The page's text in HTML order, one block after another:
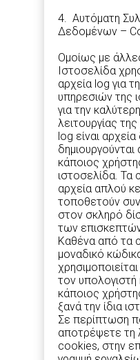
4. Αυτόματη
Δεδομένων –
Ομοίως με
Ιστοσελίδα
αρχεία log για
υπηρεσιών της
για την
λειτουργίας
log είναι
κάποιος
ιστοσελίδα. Τα
αρχεία απλού
τοποθετούν
στον σκληρό
των
Καθένα από τα
μοναδικό
τον
κάποιος
ξανά την ίδια
Σε περίπτωση
αποτρέψετε τη
cookies, στην